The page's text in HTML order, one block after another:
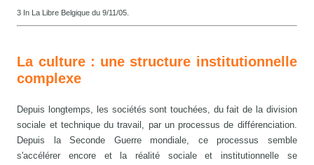
3 In La Libre Belgique du 9/11/05.
La culture : une structure institutionnelle
complexe
Depuis longtemps, les sociétés sont touchées, du fait de la division
sociale et technique du travail, par un processus de différenciation.
Depuis la Seconde Guerre mondiale, ce processus semble
s'accélérer encore et la réalité sociale et institutionnelle se